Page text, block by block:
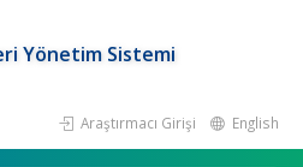
Yönetim Sistemi
Araştırmacı Girişi English